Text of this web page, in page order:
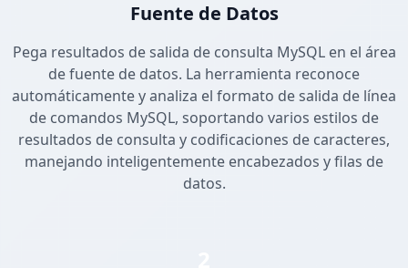
Fuente de Datos
Pega resultados de salida de consulta MySQL en el área
de fuente de datos. La herramienta reconoce
automáticamente y analiza el formato de salida de línea
de comandos MySQL, soportando varios estilos de
resultados de consulta y codificaciones de caracteres,
manejando inteligentemente encabezados y filas de
datos.